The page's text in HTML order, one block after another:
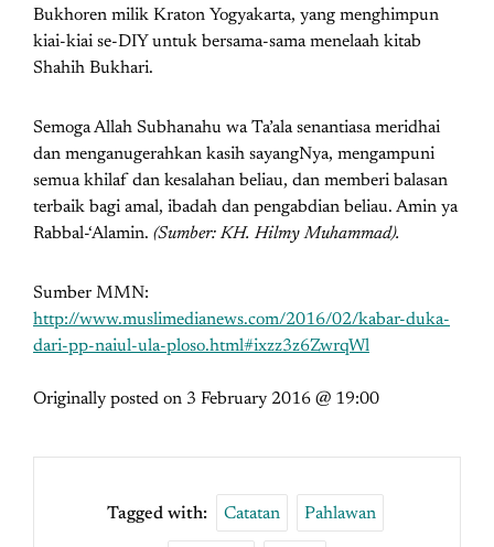
Bukhoren milik Kraton Yogyakarta, yang menghimpun
kiai-kiai se-DIY untuk bersama-sama menelaah kitab
Shahih Bukhari.
Semoga Allah Subhanahu wa Ta’ala senantiasa meridhai
dan menganugerahkan kasih sayangNya, mengampuni
semua khilaf dan kesalahan beliau, dan memberi balasan
terbaik bagi amal, ibadah dan pengabdian beliau. Amin ya
Rabbal-‘Alamin. (Sumber: KH. Hilmy Muhammad).
Sumber MMN:
http://www.muslimedianews.com/2016/02/kabar-duka-
dari-pp-naiul-ula-ploso.html#ixzz3z6ZwrqWl
Originally posted on 3 February 2016 @ 19:00
Tagged with: Catatan Pahlawan